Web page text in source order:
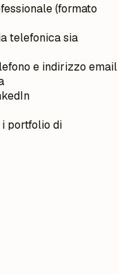
(formato
telefonica sia
e indirizzo email
i portfolio di